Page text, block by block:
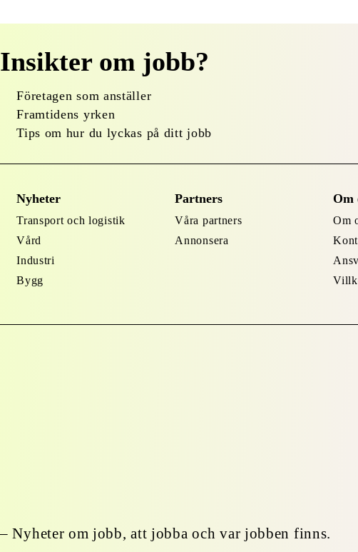
Insikter om jobb?
Företagen som anställer
Framtidens yrken
Tips om hur du lyckas på ditt jobb
Nyheter
Transport och logistik
Vård
Industri
Bygg
Partners
Våra partners
Annonsera
Om
Om
– Nyheter om jobb, att jobba och var jobben finns.